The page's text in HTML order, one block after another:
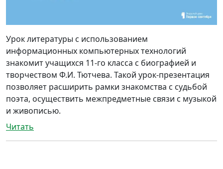
Урок литературы с использованием
информационных компьютерных технологий
знакомит учащихся 11-го класса с биографией и
творчеством Ф.И. Тютчева. Такой урок-презентация
позволяет расширить рамки знакомства с судьбой
поэта, осуществить межпредметные связи с музыкой
и живописью.
Читать